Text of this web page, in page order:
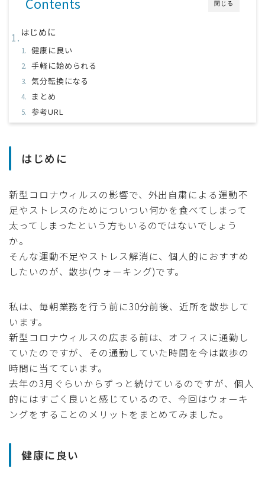
閉じる
はじめに
健康に良い
手軽に始められる
気分転換になる
まとめ
参考URL
はじめに
新型コロナウィルスの影響で、外出自粛による運動不
足やストレスのためについつい何かを食べてしまって
太ってしまったという方もいるのではないでしょう
か。
そんな運動不足やストレス解消に、個人的におすすめ
したいのが、散歩(ウォーキング)です。
私は、毎朝業務を行う前に30分前後、近所を散歩して
います。
新型コロナウィルスの広まる前は、オフィスに通勤し
ていたのですが、その通勤していた時間を今は散歩の
時間に当てています。
去年の3月ぐらいからずっと続けているのですが、個人
的にはすごく良いと感じているので、今回はウォーキ
ングをすることのメリットをまとめてみました。
健康に良い